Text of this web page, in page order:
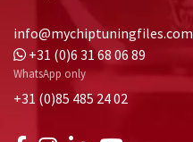
info@mychiptuningfiles.com
+31 (0)6 31 68 06 89
WhatsApp only
+31 (0)85 485 24 02